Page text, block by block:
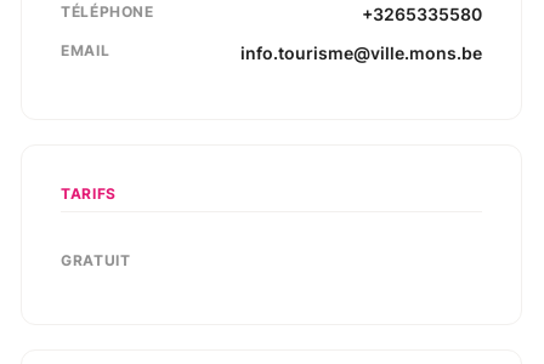
TÉLÉPHONE +3265335580
EMAIL info.tourisme@ville.mons.be
TARIFS
GRATUIT